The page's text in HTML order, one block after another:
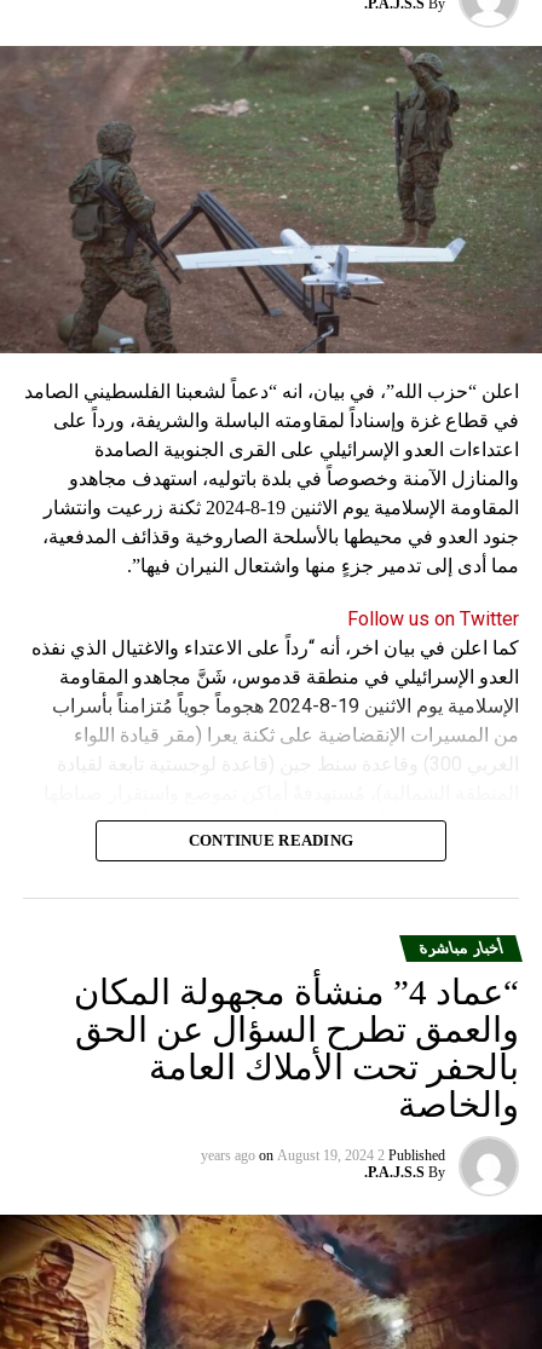
نسبه الحزب الى إسرائيل”.
By
P.A.J.S.S.
اعلن “حزب الله”، في بيان، انه “دعماً لشعبنا الفلسطيني الصامد
في قطاع غزة وإسناداً لمقاومته الباسلة ‌‏‌‏‌والشريفة، ورداً على
اعتداءات العدو الإسرائيلي على القرى الجنوبية الصامدة
والمنازل الآمنة وخصوصاً في بلدة باتوليه، استهدف مجاهدو
المقاومة الإسلامية يوم الاثنين 19-8-2024 ثكنة زرعيت وانتشار
جنود العدو في محيطها بالأسلحة الصاروخية وقذائف المدفعية،
مما أدى إلى تدمير جزءٍ منها واشتعال النيران فيها”.
Follow us on Twitter
كما اعلن في بيان اخر، أنه “رداً على الاعتداء والاغتيال الذي نفذه
العدو الإسرائيلي في منطقة قدموس، شَنَّ مجاهدو المقاومة
الإسلامية يوم الاثنين 19-8-2024 هجوماً جوياً مُتزامناً بأسراب
من المسيرات الإنقضاضية على ثكنة يعرا (مقر قيادة اللواء
الغربي 300) وقاعدة سنط جين (قاعدة لوجستية تابعة لقيادة
وجنودها وأصابت أهدافها بدقة وأوقعت فيهم عدداً من القتلى
CONTINUE READING
أخبار مباشرة
“عماد 4” منشأة مجهولة المكان
والعمق تطرح السؤال عن الحق
بالحفر تحت الأملاك العامة
والخاصة
Published
2 years ago
on August 19, 2024
By
P.A.J.S.S.